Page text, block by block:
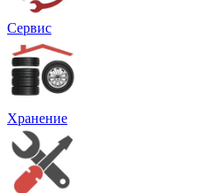
Сервис
Хранение